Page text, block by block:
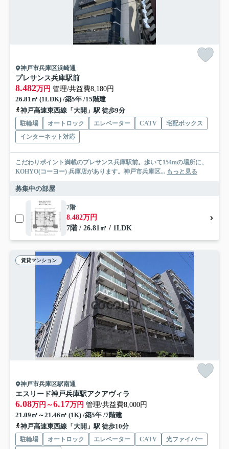
神戸市兵庫区浜崎通
プレサンス兵庫駅前
8.482万円 管理/共益費8,180円
26.81㎡ (1LDK) /築5年 /15階建
神戸高速東西線「大開」駅 徒歩9分
駐輪場 オートロック エレベーター CATV
宅配ボックス
インターネット対応
こだわりポイント満載のプレサンス兵庫駅前。歩いて154mの場所に、
KOHYO(コーヨー) 兵庫店があります。神戸市兵庫区... もっと見る
募集中の部屋
7階
8.482万円
7階 / 26.81㎡ / 1LDK
賃貸マンション
神戸市兵庫区駅南通
エスリード神戸兵庫駅アクアヴィラ
6.08万円～6.17万円 管理/共益費8,000円
21.09㎡～21.46㎡ (1K) /築5年 /7階建
神戸高速東西線「大開」駅 徒歩10分
駐輪場 オートロック エレベーター CATV 光ファイバー